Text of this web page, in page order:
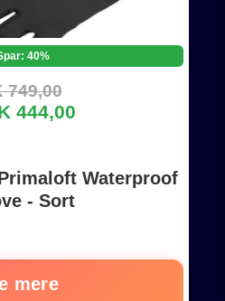
40%
749,00
444,00
Waterproof
- Sort
mere